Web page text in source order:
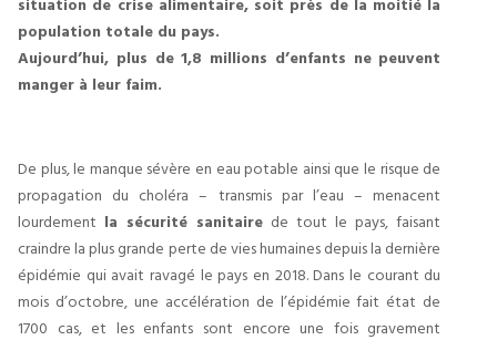
population totale du pays.
Aujourd’hui, plus de 1,8 millions d’enfants ne peuvent
manger à leur faim.
De plus, le manque sévère en eau potable ainsi que le risque de
propagation du choléra – transmis par l’eau – menacent
lourdement la sécurité sanitaire de tout le pays, faisant
craindre la plus grande perte de vies humaines depuis la dernière
épidémie qui avait ravagé le pays en 2018. Dans le courant du
mois d’octobre, une accélération de l’épidémie fait état de
1700 cas, et les enfants sont encore une fois gravement